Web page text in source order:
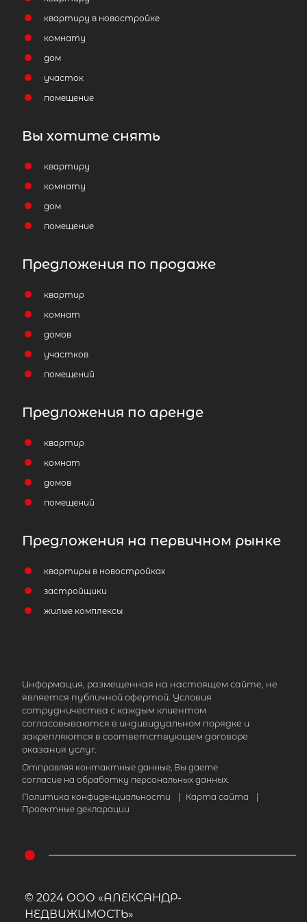
Жилой дом площадью 49 м
Ленинградская область,
район, Кисельненское сельское
поселение, деревня Кисельня,
Поселковая улица, д14/3
Количество соток
Популярное
Дачный дом площадью 44 м
Ленинградская область,
муниципальный округ,
2 800 000 ₽ продажа
Гатчинский район
Количество соток
квартиру в новостройке
комнату
дом
участок
помещение
Вы хотите снять
квартиру
комнату
дом
помещение
Предложения по продаже
квартир
комнат
домов
участков
помещений
Предложения по аренде
квартир
комнат
домов
помещений
Предложения на первичном рынке
квартиры в новостройках
застройщики
жилые комплексы
Информация, размещенная на настоящем сайте, не
является публичной офертой. Условия
сотрудничества с каждым клиентом
согласовываются в индивидуальном порядке и
закрепляются в соответствующем договоре
оказания услуг.
Отправляя контактные данные, Вы даете
согласие на обработку персональных данных.
Политика конфиденциальности
Карта сайта
Проектные декларации
© 2024 ООО «АЛЕКСАНДР-
НЕДВИЖИМОСТЬ»